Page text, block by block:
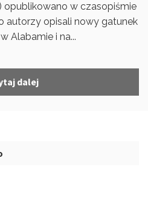
opublikowano w czasopiśmie
autorzy opisali nowy gatunek
Alabamie i na...
dalej